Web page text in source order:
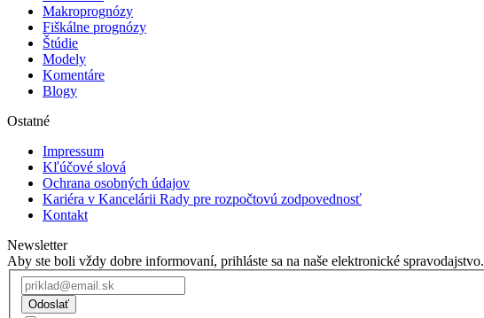
Makroprognózy
Fiškálne prognózy
Štúdie
Modely
Komentáre
Blogy
Ostatné
Impressum
Kľúčové slová
Ochrana osobných údajov
Kariéra v Kancelárii Rady pre rozpočtovú zodpovednosť
Kontakt
Newsletter
Aby ste boli vždy dobre informovaní, prihláste sa na naše elektronické spravodajstvo.
Odoslať